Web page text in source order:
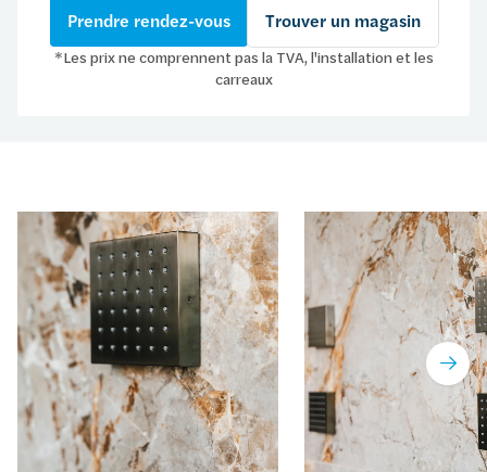
Prendre rendez-vous Trouver un magasin
*Les prix ne comprennent pas la TVA, l'installation et les
carreaux